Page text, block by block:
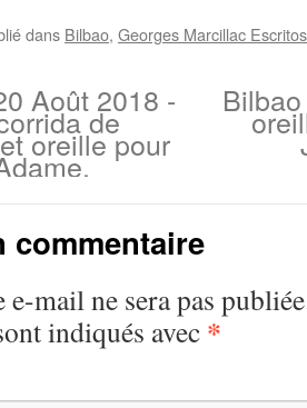
dans Bilbao, Georges Marcillac Escritos
Août 2018 -
de
oreille pour
commentaire
e-mail ne sera pas
indiqués avec *